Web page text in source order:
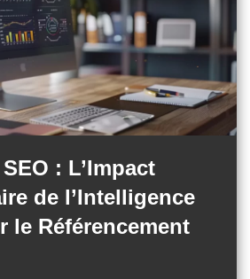
: L’Impact
de l’Intelligence
le Référencement